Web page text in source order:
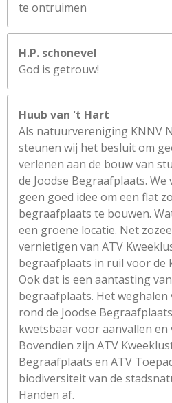
te ontruimen
H.P. schonevel
God is getrouw!
Huub van 't Hart
Als natuurvereniging KNNV
steunen wij het besluit om
verlenen aan de bouw van
de Joodse Begraafplaats.
geen goed idee om een flat
begraafplaats te bouwen.
een groene locatie. Net
vernietigen van ATV
begraafplaats in ruil voor de
Ook dat is een aantasting
begraafplaats. Het weghalen
rond de Joodse
kwetsbaar voor aanvallen en
Bovendien zijn ATV
Begraafplaats en ATV
biodiversiteit van de
Handen af.